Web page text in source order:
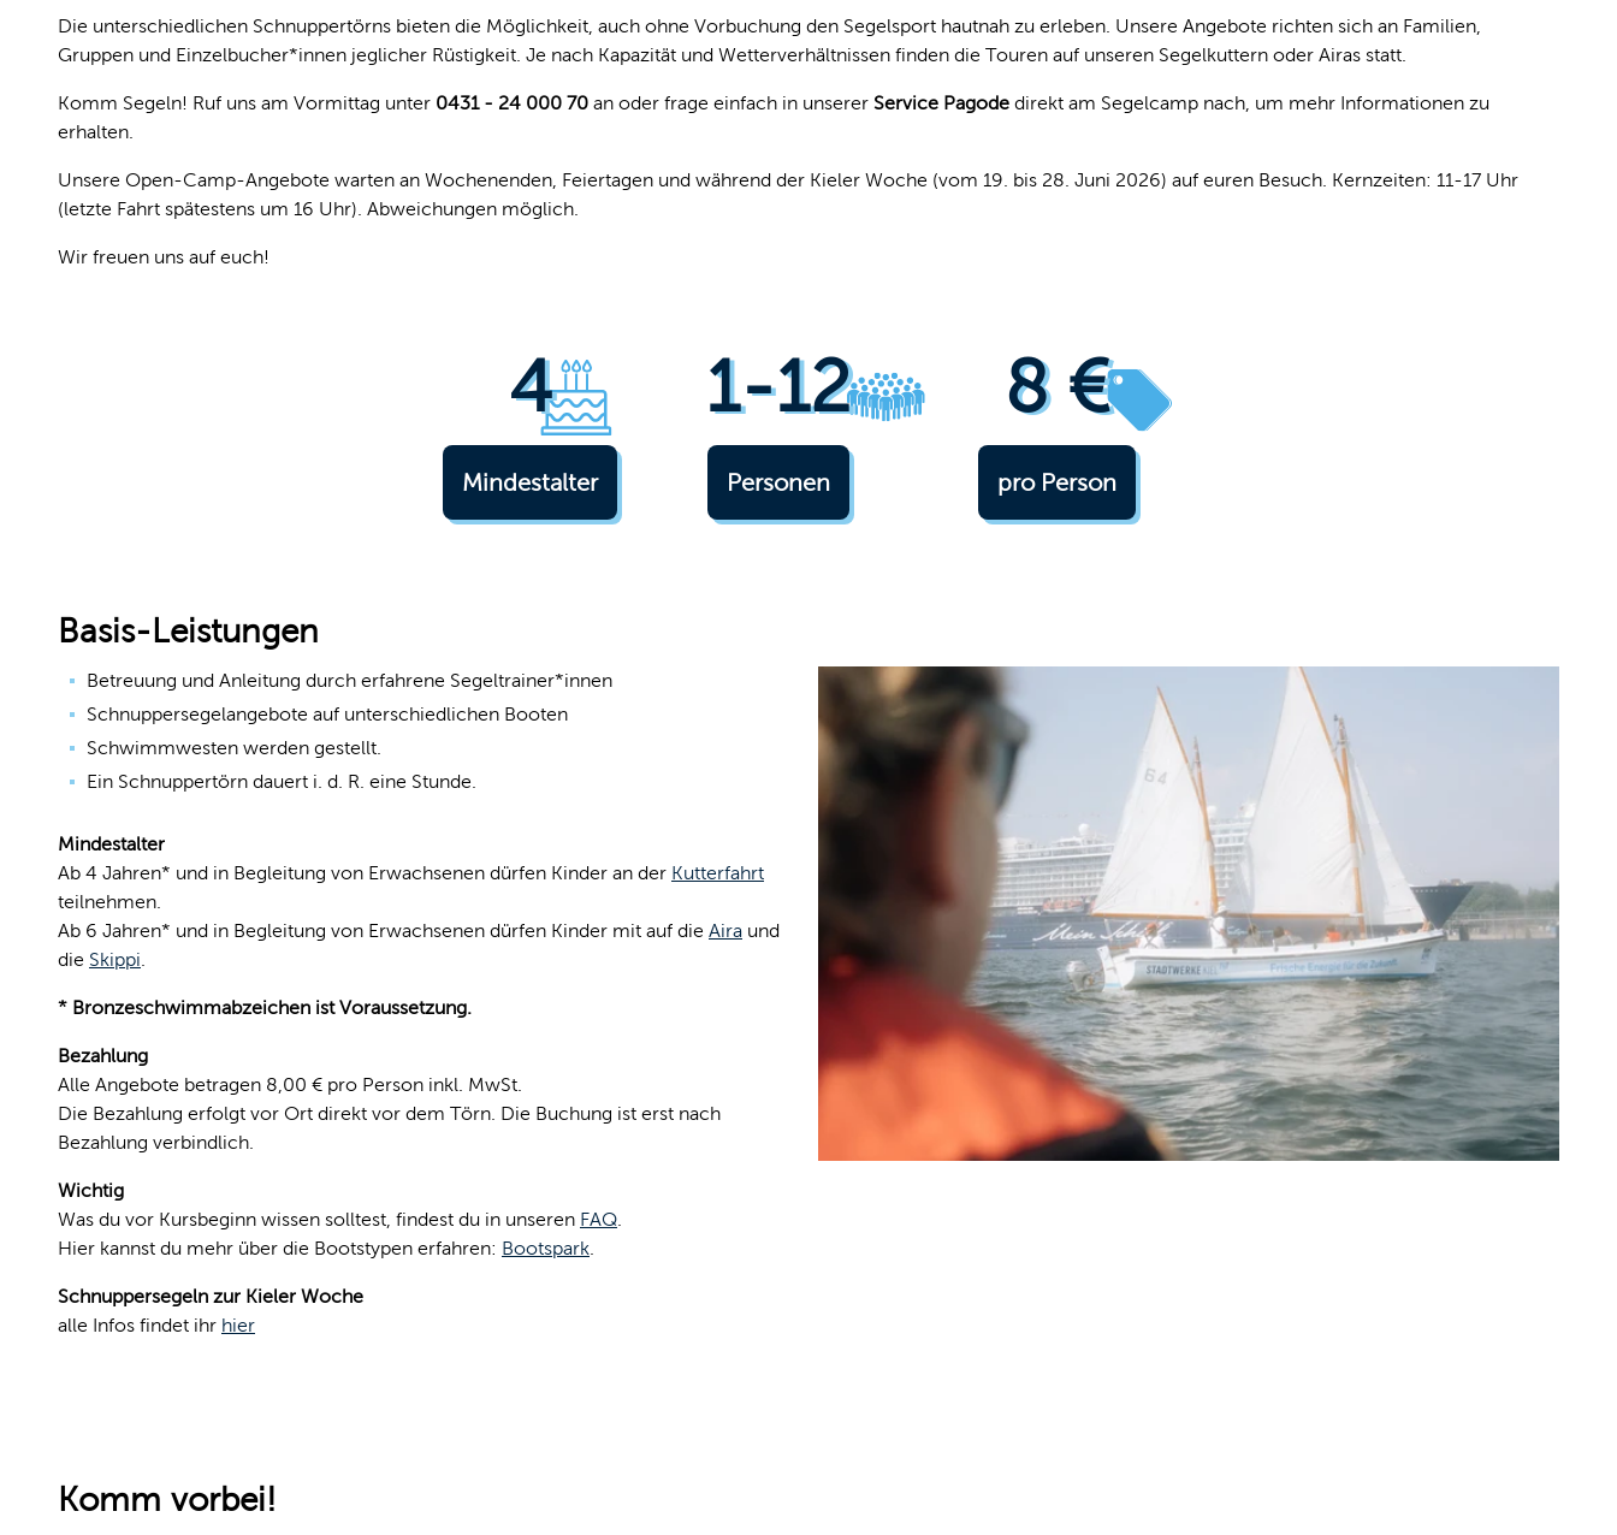
Die unterschiedlichen Schnuppertörns bieten die Möglichkeit, auch ohne Vorbuchung den Segelsport hautnah zu erleben. Unsere Angebote richten sich an Familien,
Gruppen und Einzelbucher*innen jeglicher Rüstigkeit. Je nach Kapazität und Wetterverhältnissen finden die Touren auf unseren Segelkuttern oder Airas statt.
Komm Segeln! Ruf uns am Vormittag unter 0431 - 24 000 70 an oder frage einfach in unserer Service Pagode direkt am Segelcamp nach, um mehr Informationen zu
erhalten.
Unsere Open-Camp-Angebote warten an Wochenenden, Feiertagen und während der Kieler Woche (vom 19. bis 28. Juni 2026) auf euren Besuch. Kernzeiten: 11-17 Uhr
(letzte Fahrt spätestens um 16 Uhr). Abweichungen möglich.
Wir freuen uns auf euch!
4
Mindestalter
1-12
Personen
8 €
pro Person
Basis-Leistungen
Betreuung und Anleitung durch erfahrene Segeltrainer*innen
Schnuppersegelangebote auf unterschiedlichen Booten
Schwimmwesten werden gestellt.
Ein Schnuppertörn dauert i. d. R. eine Stunde.
Mindestalter
Ab 4 Jahren* und in Begleitung von Erwachsenen dürfen Kinder an der Kutterfahrt
teilnehmen.
Ab 6 Jahren* und in Begleitung von Erwachsenen dürfen Kinder mit auf die Aira und
die Skippi
* Bronzeschwimmabzeichen ist Voraussetzung.
Bezahlung
Alle Angebote betragen 8,00 € pro Person inkl. MwSt.
Die Bezahlung erfolgt vor Ort direkt vor dem Törn. Die Buchung ist erst nach
Bezahlung verbindlich.
Wichtig
Was du vor Kursbeginn wissen solltest, findest du in unseren FAQ
Hier kannst du mehr über die Bootstypen erfahren: Bootspark
Schnuppersegeln zur Kieler Woche
alle Infos findet ihr hier
Komm vorbei!